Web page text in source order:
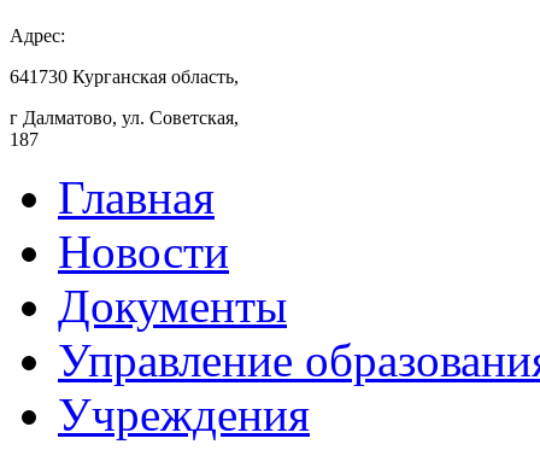
Адрес:
641730 Курганская область,
г Далматово, ул. Советская,
187
Главная
Новости
Документы
Управление
Учреждения